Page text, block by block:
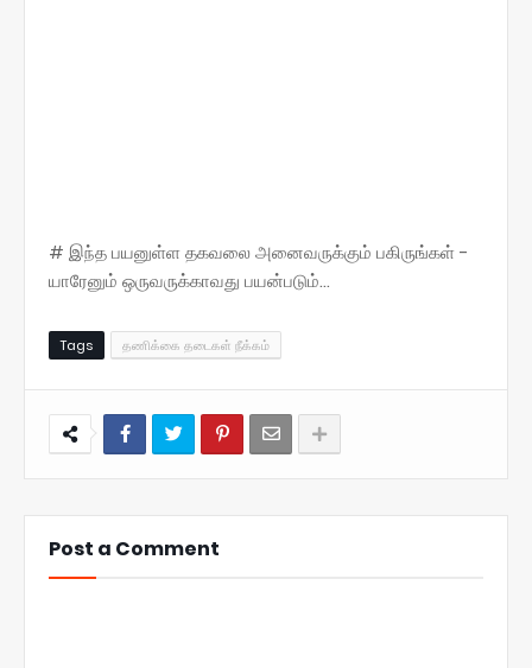
# இந்த பயனுள்ள தகவலை அனைவருக்கும் பகிருங்கள் -
யாரேனும் ஒருவருக்காவது பயன்படும்...
Tags தணிக்கை தடைகள் நீக்கம்
Post a Comment